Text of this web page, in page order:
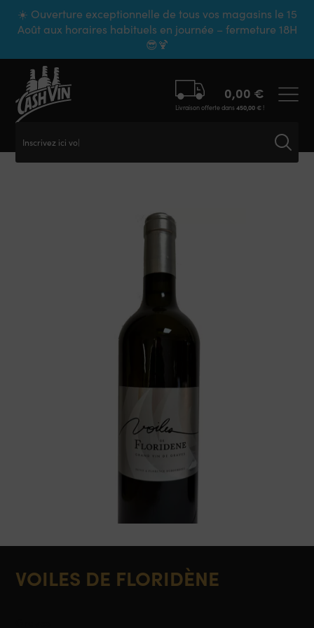
☀️ Ouverture exceptionnelle de tous vos magasins le 15
Août aux horaires habituels en journée – fermeture 18H
😎🍹
Inscrivez ici votr
0,00 €
Livraison offerte dans450,00 €!
VOILES DE FLORIDÈNE
Panneau de gestion des cookies